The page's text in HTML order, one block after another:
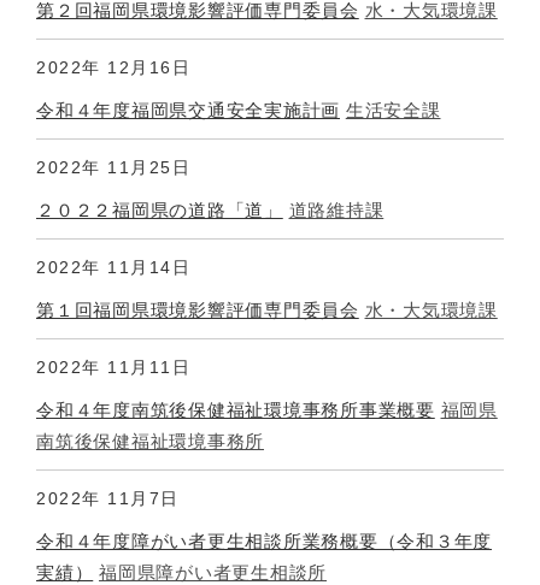
第２回福岡県環境影響評価専門委員会 水・大気環境課
2022年 12月16日
令和４年度福岡県交通安全実施計画 生活安全課
2022年 11月25日
２０２２福岡県の道路「道」 道路維持課
2022年 11月14日
第１回福岡県環境影響評価専門委員会 水・大気環境課
2022年 11月11日
令和４年度南筑後保健福祉環境事務所事業概要 福岡県
南筑後保健福祉環境事務所
2022年 11月7日
令和４年度障がい者更生相談所業務概要（令和３年度
実績）
福岡県障がい者更生相談所